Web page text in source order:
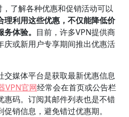
，了解各种优惠和促销活动可以
理利用这些优惠，不仅能降低价
体验。 目前，许多VPN提供商
庆或新用户专享期间推出优惠活
交媒体平台是获取最新优惠信息
VPN官网经常会在首页或公告栏
惠码。订阅其邮件列表也是不错
销信息，避免错过优惠期。